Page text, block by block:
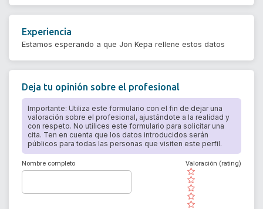
Experiencia
Estamos esperando a que Jon Kepa rellene estos datos
Deja tu opinión sobre el profesional
Importante: Utiliza este formulario con el fin de dejar una
valoración sobre el profesional, ajustándote a la realidad y
con respeto. No utilices este formulario para solicitar una
cita. Ten en cuenta que los datos introducidos serán
públicos para todas las personas que visiten este perfil.
Nombre completo
( )
( )
( )
( )
( )
Valoración (rating)